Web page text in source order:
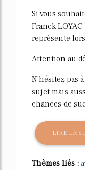
Si vous
Franck
représente
Attention au
N'hésitez pas
sujet mais
chances de
LIRE LA
Thèmes liés :